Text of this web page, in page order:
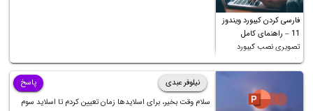
فارسی کردن کیبورد ویندوز
11 – راهنمای کامل
تصویری نصب کیبورد
فارسی
نیلوفر عبدی
سلام وقت بخیر، برای اسلایدها زمان تعیین کردم تا اسلاید سوم
پاسخ